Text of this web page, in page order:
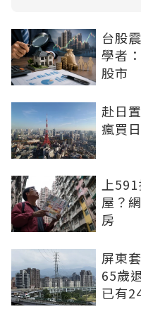
台股
學者
股市
赴日
瘋買
上
屋？
房
屏東
65歲
已有